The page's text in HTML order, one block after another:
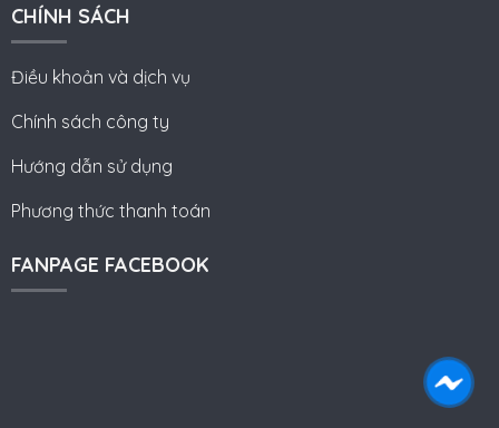
CHÍNH SÁCH
Điều khoản và dịch vụ
Chính sách công ty
Hướng dẫn sử dụng
Phương thức thanh toán
FANPAGE FACEBOOK